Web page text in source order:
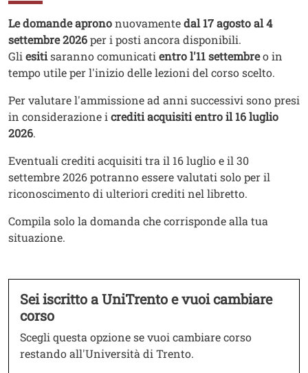
Testo
Le domande aprononuovamentedal 17 agosto al 4
settembre 2026per i posti ancora disponibili.
Gliesitisaranno comunicatientro l'11 settembreo in
tempo utile per l'inizio delle lezioni del corso scelto.
Per valutare l'ammissione ad anni successivi sono presi
in considerazione icrediti acquisiti entro il 16 luglio
2026.
Eventuali crediti acquisiti tra il 16 luglio e il 30
settembre 2026 potranno essere valutati solo per il
riconoscimento di ulteriori crediti nel libretto.
Compila solo la domanda che corrisponde alla tua
situazione.
Testo
Sei iscritto a UniTrento e vuoi cambiare
corso
Scegli questa opzione se vuoi cambiare corso
restando all'Università di Trento.